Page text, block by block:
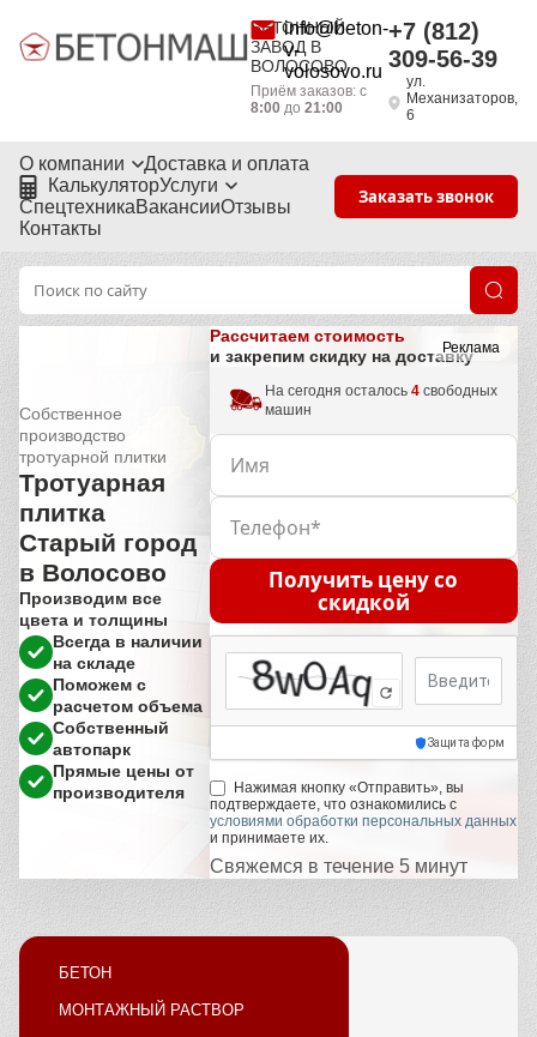
БЕТОННЫЙ
ЗАВОД В
ВОЛОСОВО
info@beton-
v-
volosovo.ru
Приём заказов: с
8:00 до 21:00
+7 (812)
309-56-39
ул.
Механизаторов,
6
О компании
Доставка и оплата
КалькуляторУслуги
СпецтехникаВакансииОтзывы
Контакты
Заказать звонок
Реклама
Собственное
производство
тротуарной плитки
Тротуарная
плитка
Старый город
в Волосово
Производим все
цвета и толщины
Всегда в наличии
на складе
Поможем с
расчетом объема
Собственный
автопарк
Прямые цены от
производителя
Рассчитаем стоимость
и закрепим скидку на доставку
На сегодня осталось 4свободных
машин
Получить цену со
скидкой
Код с картинки
Защита форм
Нажимая кнопку «Отправить», вы
подтверждаете, что ознакомились с
условиями обработки персональных данных
и принимаете их.
Свяжемся в течение 5 минут
БЕТОН
МОНТАЖНЫЙ РАСТВОР